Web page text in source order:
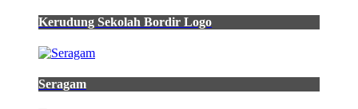
Kerudung Sekolah Bordir Logo
Seragam